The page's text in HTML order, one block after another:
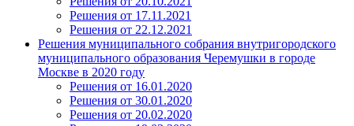
Решения от 17.11.2021
Решения от 22.12.2021
Решения муниципального собрания внутригородского
муниципального образования Черемушки в городе
Москве в 2020 году
Решения от 16.01.2020
Решения от 30.01.2020
Решения от 20.02.2020